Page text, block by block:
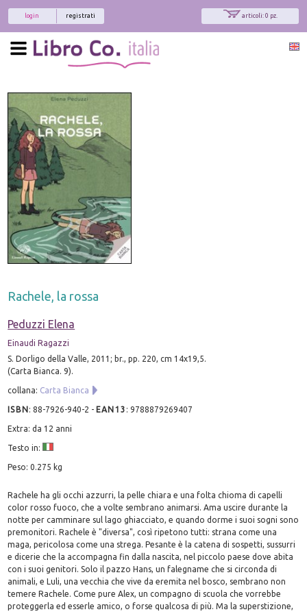
articoli: 0 pz.
registrati
login
Rachele, la rossa
Peduzzi Elena
Einaudi Ragazzi
S. Dorligo della Valle, 2011; br., pp. 220, cm 14x19,5.
(Carta Bianca. 9).
collana: Carta Bianca
ISBN:88-7926-940-2 - EAN13 :9788879269407
Extra: da 12 anni
Testo in:
Peso: 0.275 kg
Rachele ha gli occhi azzurri, la pelle chiara e una folta chioma di capelli
color rosso fuoco, che a volte sembrano animarsi. Ama uscire durante la
notte per camminare sul lago ghiacciato, e quando dorme i suoi sogni sono
premonitori. Rachele è "diversa", così ripetono tutti: strana come una
maga, pericolosa come una strega. Pesante è la catena di sospetti, sussurri
e dicerie che la accompagna fin dalla nascita, nel piccolo paese dove abita
con i suoi genitori. Solo il pazzo Hans, un falegname che si circonda di
animali, e Luli, una vecchia che vive da eremita nel bosco, sembrano non
temere Rachele. Come pure Alex, un compagno di scuola che vorrebbe
proteggerla ed esserle amico, o forse qualcosa di più. Ma la superstizione,